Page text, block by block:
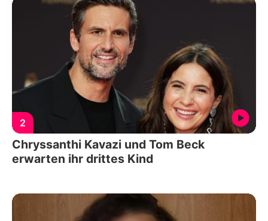
2
Chryssanthi Kavazi und Tom Beck
erwarten ihr drittes Kind